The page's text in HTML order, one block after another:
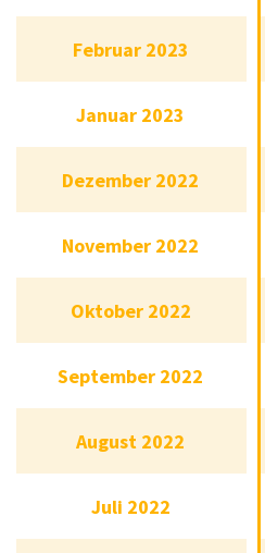
Februar 2023
Januar 2023
Dezember 2022
November 2022
Oktober 2022
September 2022
August 2022
Juli 2022
Februar 2023
Januar 2023
Dezember 2022
November 2022
Oktober 2022
September 2022
August 2022
Juli 2022